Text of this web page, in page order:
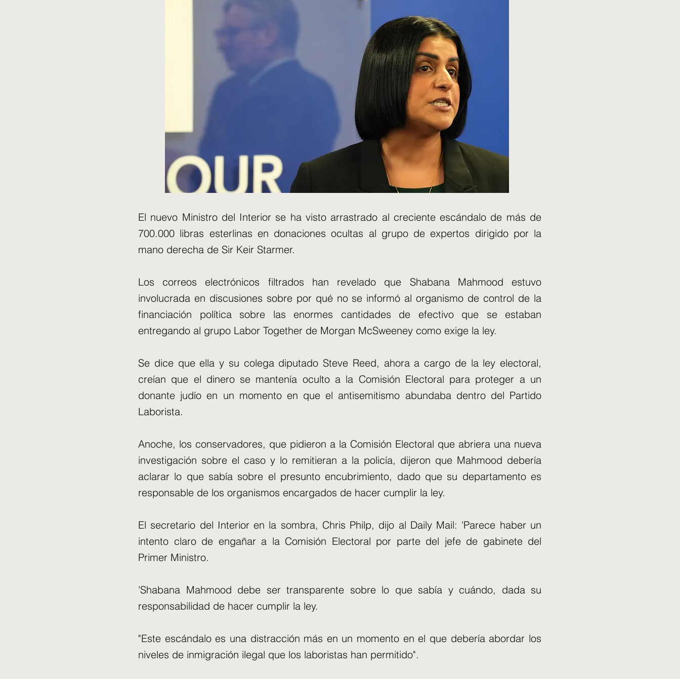
El nuevo Ministro del Interior se ha visto arrastrado al creciente escándalo de más de
700.000 libras esterlinas en donaciones ocultas al grupo de expertos dirigido por la
mano derecha de Sir Keir Starmer.
Los correos electrónicos filtrados han revelado que Shabana Mahmood estuvo
involucrada en discusiones sobre por qué no se informó al organismo de control de la
financiación política sobre las enormes cantidades de efectivo que se estaban
entregando al grupo Labor Together de Morgan McSweeney como exige la ley.
Se dice que ella y su colega diputado Steve Reed, ahora a cargo de la ley electoral,
creían que el dinero se mantenía oculto a la Comisión Electoral para proteger a un
donante judío en un momento en que el antisemitismo abundaba dentro del Partido
Laborista.
Anoche, los conservadores, que pidieron a la Comisión Electoral que abriera una nueva
investigación sobre el caso y lo remitieran a la policía, dijeron que Mahmood debería
aclarar lo que sabía sobre el presunto encubrimiento, dado que su departamento es
responsable de los organismos encargados de hacer cumplir la ley.
El secretario del Interior en la sombra, Chris Philp, dijo al Daily Mail: 'Parece haber un
intento claro de engañar a la Comisión Electoral por parte del jefe de gabinete del
Primer Ministro.
'Shabana Mahmood debe ser transparente sobre lo que sabía y cuándo, dada su
responsabilidad de hacer cumplir la ley.
"Este escándalo es una distracción más en un momento en el que debería abordar los
niveles de inmigración ilegal que los laboristas han permitido".